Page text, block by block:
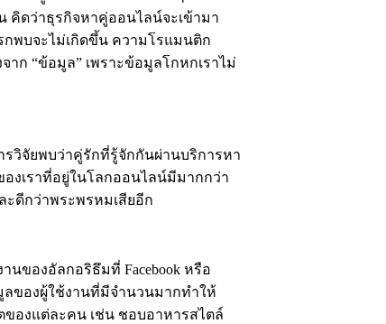
คิดว่าธุรกิจหาคู่ออนไลน์จะเข้ามา
พบจะไม่เกิดขึ้น ความโรแมนติก
ก “ข้อมูล” เพราะข้อมูลโกหกเราไม่
วิจัยพบว่าคู่รักที่รู้จักกันผ่านบริการหา
งเราที่อยู่ในโลกออนไลน์มีมากกว่า
ดีกว่าพระพรหมเสียอีก
นของอัลกอริธึมที่ Facebook หรือ
ลของผู้ใช้งานที่มีจำนวนมากทำให้
องแต่ละคน เช่น ชอบอาหารสไตล์